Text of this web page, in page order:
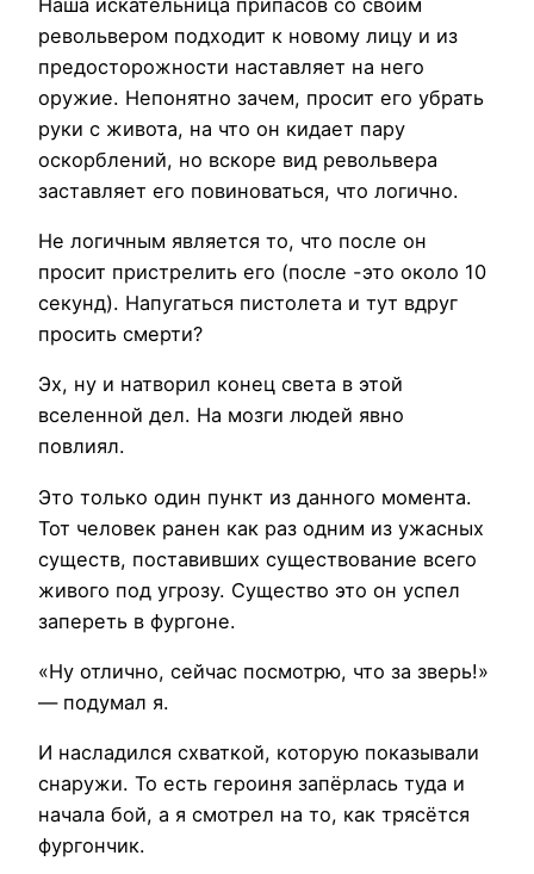
револьвером подходит к новому лицу и из
предосторожности наставляет на него
оружие. Непонятно зачем, просит его убрать
руки с живота, на что он кидает пару
оскорблений, но вскоре вид револьвера
заставляет его повиноваться, что логично.
Не логичным является то, что после он
просит пристрелить его (после -это около 10
секунд). Напугаться пистолета и тут вдруг
просить смерти?
Эх, ну и натворил конец света в этой
вселенной дел. На мозги людей явно
повлиял.
Это только один пункт из данного момента.
Тот человек ранен как раз одним из ужасных
существ, поставивших существование всего
живого под угрозу. Существо это он успел
запереть в фургоне.
«Ну отлично, сейчас посмотрю, что за зверь!»
— подумал я.
И насладился схваткой, которую показывали
снаружи. То есть героиня запёрлась туда и
начала бой, а я смотрел на то, как трясётся
фургончик.